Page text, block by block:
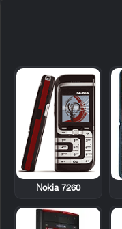
Nokia 7260